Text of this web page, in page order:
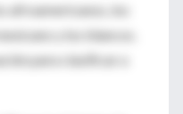
afroamericanos, los
y los blancos.
para clasificar a